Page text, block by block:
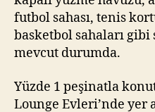
futbol sahası, tenis
basketbol sahaları gibi
mevcut durumda.
Yüzde 1 peşinatla
Lounge Evleri’nde yer